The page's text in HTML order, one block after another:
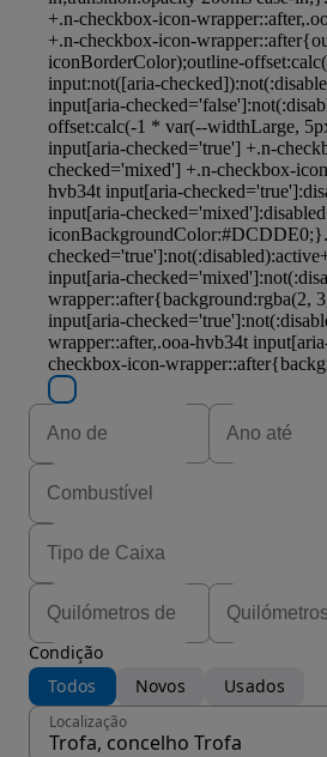
Condição
Todos
Novos Usados
Localização
Trofa, concelho Trofa